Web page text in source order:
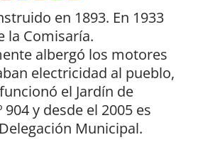
en 1893. En 1933
la Comisaría.
albergó los motores
electricidad al pueblo,
el Jardín de
904 y desde el 2005 es
Municipal.